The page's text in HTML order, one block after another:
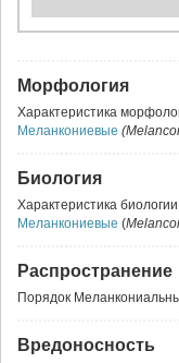
Морфология
Характеристика
Меланкониевые
Биология
Характеристика
Меланкониевые (
Распространение
Порядок
Вредоносность